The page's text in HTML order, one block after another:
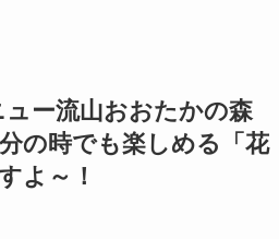
ー流山おおたかの森
の時でも楽しめる「花
よ～！